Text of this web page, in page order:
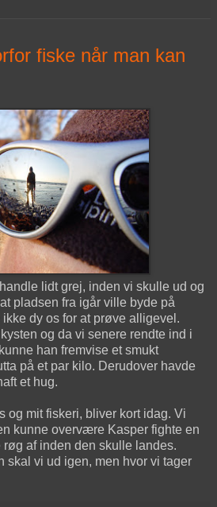
fiske når man kan
lidt grej, inden vi skulle ud og
pladsen fra igår ville byde på
dy os for at prøve alligevel.
og da vi senere rendte ind i
han fremvise et smukt
på et par kilo. Derudover havde
et hug.
og mit fiskeri, bliver kort idag. Vi
kunne overvære Kasper fighte en
af inden den skulle landes.
skal vi ud igen, men hvor vi tager